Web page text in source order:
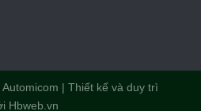
Automicom | Thiết kế và duy trì
Hbweb.vn